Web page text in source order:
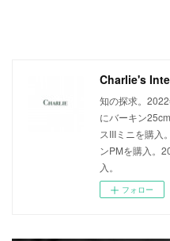
Charlie's
知の探求。
にバーキン
スIIIミニを購入
ンPMを購入。
入。
フォロー